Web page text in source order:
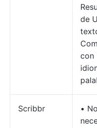
de
con
Scribbr
•